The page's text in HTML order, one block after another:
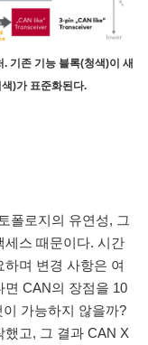
기존 기능 블록(청색)이 새
)가 표준화된다.
폴로지의 유연성, 그
세스 때문이다. 시간
며 변경 사항은 여
면 CAN의 장점을 10
가능하지 않을까?
했고, 그 결과 CAN X